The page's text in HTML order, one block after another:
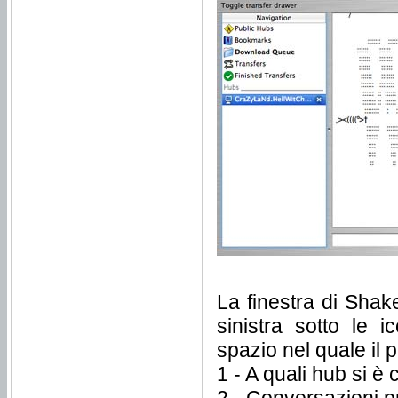
La finestra di
sinistra sotto le
spazio nel quale il
1 - A quali hub si è